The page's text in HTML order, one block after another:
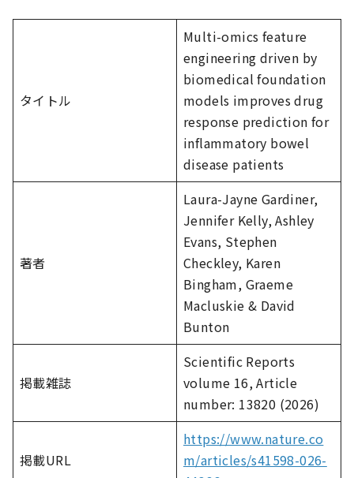
タイトル
Multi-omics feature
engineering driven by
biomedical foundation
models improves drug
response prediction for
inflammatory bowel
disease patients
著者
Laura-Jayne Gardiner,
Jennifer Kelly, Ashley
Evans, Stephen
Checkley, Karen
Bingham, Graeme
Macluskie & David
Bunton
掲載雑誌
Scientific Reports
volume 16, Article
number: 13820 (2026)
掲載URL
https://www.nature.co
m/articles/s41598-026-